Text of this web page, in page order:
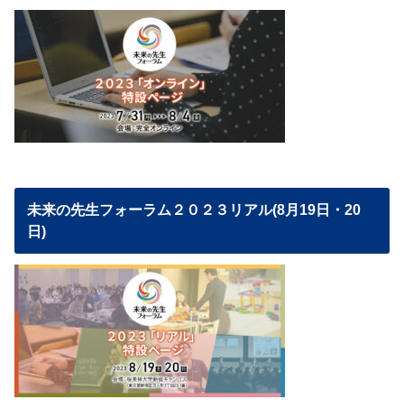
未来の先生フォーラム２０２３リアル(8月19日・20
日)